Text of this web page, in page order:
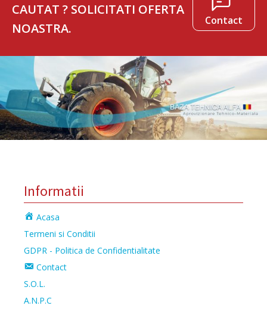
CAUTAT ? SOLICITATI OFERTA
NOASTRA.
Contact
Informatii
Acasa
Termeni si Conditii
GDPR - Politica de Confidentialitate
Contact
S.O.L.
A.N.P.C